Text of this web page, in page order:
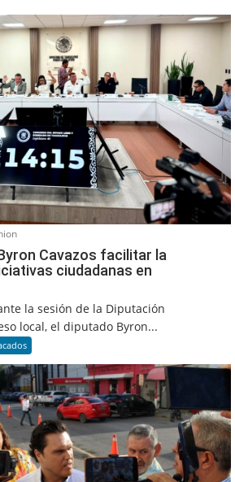
Cavazos facilitar la
ciudadanas en
la sesión de la Diputación
local, el diputado Byron...